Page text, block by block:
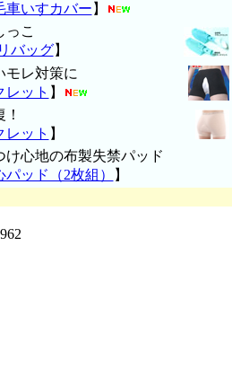
車いすカバー 】
っこ
バッグ】
モレ対策に
レット 】
レット 】
け心地の布製失禁パッ ド
ッド（2枚組） 】